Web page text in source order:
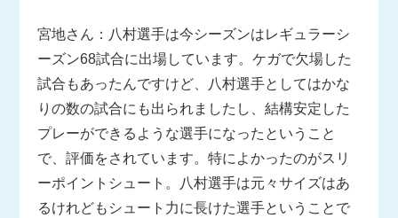
宮地さん：八村選手は今シーズンはレギュラーシ
ーズン68試合に出場しています。ケガで欠場した
試合もあったんですけど、八村選手としてはかな
りの数の試合にも出られましたし、結構安定した
プレーができるような選手になったということ
で、評価をされています。特によかったのがスリ
ーポイントシュート。八村選手は元々サイズはあ
るけれどもシュート力に長けた選手ということで